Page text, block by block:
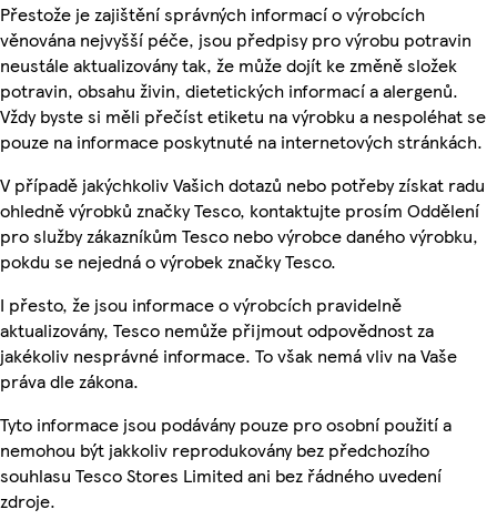
Přestože je zajištění správných informací o výrobcích
věnována nejvyšší péče, jsou předpisy pro výrobu potravin
neustále aktualizovány tak, že může dojít ke změně složek
potravin, obsahu živin, dietetických informací a alergenů.
Vždy byste si měli přečíst etiketu na výrobku a nespoléhat se
pouze na informace poskytnuté na internetových stránkách.
V případě jakýchkoliv Vašich dotazů nebo potřeby získat radu
ohledně výrobků značky Tesco, kontaktujte prosím Oddělení
pro služby zákazníkům Tesco nebo výrobce daného výrobku,
pokdu se nejedná o výrobek značky Tesco.
I přesto, že jsou informace o výrobcích pravidelně
aktualizovány, Tesco nemůže přijmout odpovědnost za
jakékoliv nesprávné informace. To však nemá vliv na Vaše
práva dle zákona.
Tyto informace jsou podávány pouze pro osobní použití a
nemohou být jakkoliv reprodukovány bez předchozího
souhlasu Tesco Stores Limited ani bez řádného uvedení
zdroje.